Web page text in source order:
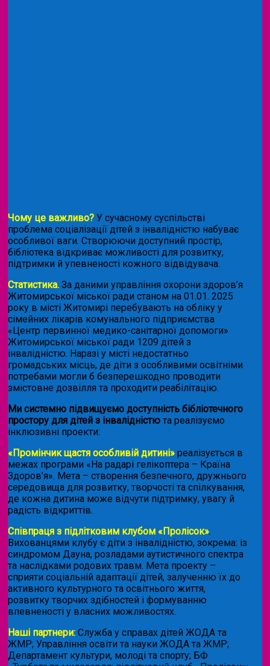
Чому це важливо? У сучасному суспільстві
проблема соціалізації дітей з інвалідністю набуває
особливої ваги. Створюючи доступний простір,
бібліотека відкриває можливості для розвитку,
підтримки й упевненості кожного відвідувача.
Статистика. За даними управління охорони здоров’я
Житомирської міської ради станом на 01.01. 2025
року в місті Житомирі перебувають на обліку у
сімейних лікарів комунального підприємства
«Центр первинної медико-санітарної допомоги»
Житомирської міської ради 1209 дітей з
інвалідністю. Наразі у місті недостатньо
громадських місць, де діти з особливими освітніми
потребами могли б безперешкодно проводити
змістовне дозвілля та проходити реабілітацію.
Ми системно підвищуємо доступність бібліотечного
простору для дітей з інвалідністю та реалізуємо
інклюзивні проекти:
«Промінчик щастя особливій дитині» реалізується в
межах програми «На радарі гелікоптера – Країна
Здоров’я». Мета – створення безпечного, дружнього
середовища для розвитку, творчості та спілкування,
де кожна дитина може відчути підтримку, увагу й
радість відкриттів.
Співпраця з підлітковим клубом «Пролісок».
Вихованцями клубу є діти з інвалідністю, зокрема: із
синдромом Дауна, розладами аутистичного спектра
та наслідками родових травм. Мета проекту –
сприяти соціальній адаптації дітей, залученню їх до
активного культурного та освітнього життя,
розвитку творчих здібностей і формуванню
впевненості у власних можливостях.
Наші партнери: Служба у справах дітей ЖОДА та
ЖМР; Управління освіти та науки ЖОДА та ЖМР;
Департамент культури, молоді та спорту; БФ